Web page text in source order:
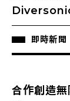
即時新聞
合作創造